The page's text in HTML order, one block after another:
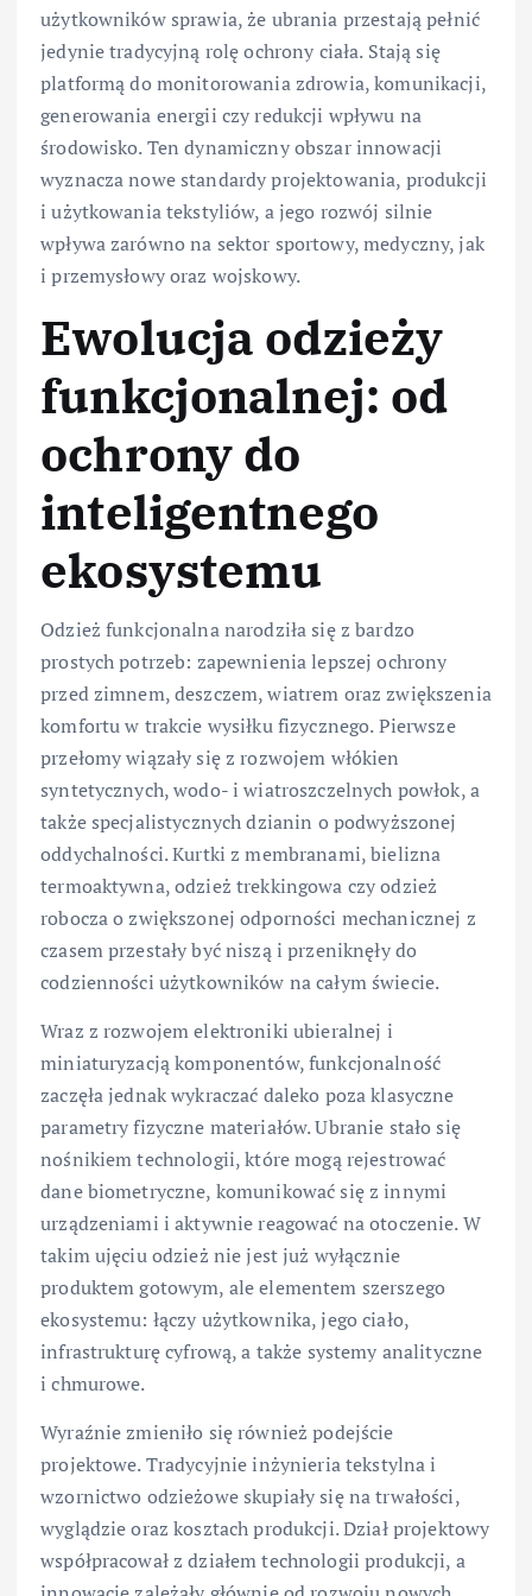
użytkowników sprawia, że ubrania przestają pełnić
jedynie tradycyjną rolę ochrony ciała. Stają się
platformą do monitorowania zdrowia, komunikacji,
generowania energii czy redukcji wpływu na
środowisko. Ten dynamiczny obszar innowacji
wyznacza nowe standardy projektowania, produkcji
i użytkowania tekstyliów, a jego rozwój silnie
wpływa zarówno na sektor sportowy, medyczny, jak
i przemysłowy oraz wojskowy.
Ewolucja odzieży
funkcjonalnej: od
ochrony do
inteligentnego
ekosystemu
Odzież funkcjonalna narodziła się z bardzo
prostych potrzeb: zapewnienia lepszej ochrony
przed zimnem, deszczem, wiatrem oraz zwiększenia
komfortu w trakcie wysiłku fizycznego. Pierwsze
przełomy wiązały się z rozwojem włókien
syntetycznych, wodo- i wiatroszczelnych powłok, a
także specjalistycznych dzianin o podwyższonej
oddychalności. Kurtki z membranami, bielizna
termoaktywna, odzież trekkingowa czy odzież
robocza o zwiększonej odporności mechanicznej z
czasem przestały być niszą i przeniknęły do
codzienności użytkowników na całym świecie.
Wraz z rozwojem elektroniki ubieralnej i
miniaturyzacją komponentów, funkcjonalność
zaczęła jednak wykraczać daleko poza klasyczne
parametry fizyczne materiałów. Ubranie stało się
nośnikiem technologii, które mogą rejestrować
dane biometryczne, komunikować się z innymi
urządzeniami i aktywnie reagować na otoczenie. W
takim ujęciu odzież nie jest już wyłącznie
produktem gotowym, ale elementem szerszego
ekosystemu: łączy użytkownika, jego ciało,
infrastrukturę cyfrową, a także systemy analityczne
i chmurowe.
Wyraźnie zmieniło się również podejście
projektowe. Tradycyjnie inżynieria tekstylna i
wzornictwo odzieżowe skupiały się na trwałości,
wyglądzie oraz kosztach produkcji. Dział projektowy
współpracował z działem technologii produkcji, a